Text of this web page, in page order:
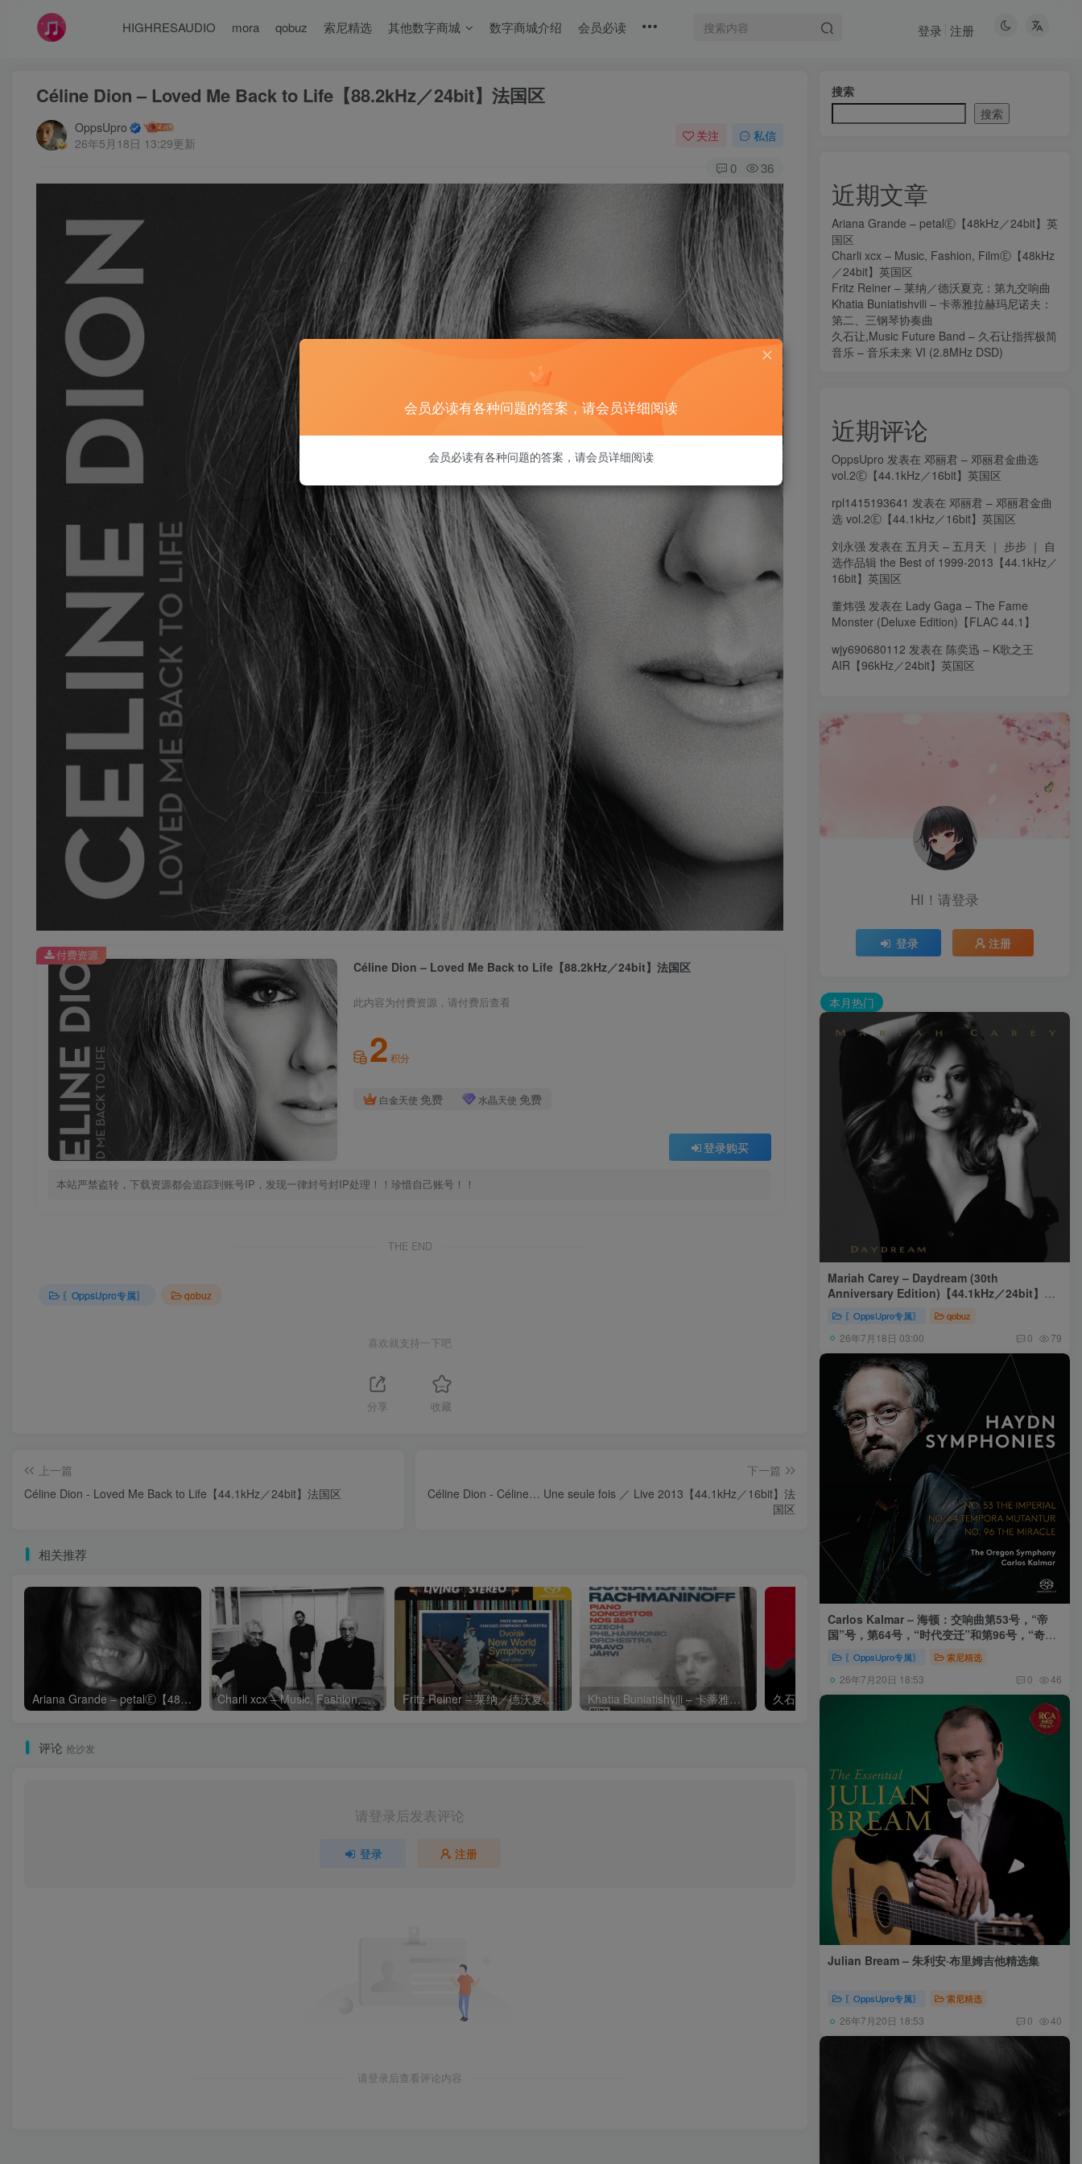
HIGHRESAUDIO mora qobuz 索尼精选 其他数字商城 数字商城介绍 会员必读 登录 注册
Céline Dion – Loved Me Back to Life【88.2kHz／24bit】法国区
OppsUpro
26年5月18日 13:29更新
关注 私信
0 36
Céline Dion – Loved Me Back to Life【88.2kHz／24bit】法国区
此内容为付费资源，请付费后查看
2 积分
白金天使 免费 水晶天使 免费
登录购买
本站严禁盗转，下载资源都会追踪到账号IP，发现一律封号封IP处理！！珍惜自己账号！！
付费资源
THE END
〖OppsUpro专属〗 qobuz
喜欢就支持一下吧
分享 收藏
上一篇
Céline Dion - Loved Me Back to Life【44.1kHz／24bit】法国区
下一篇
Céline Dion - Céline… Une seule fois ／ Live 2013【44.1kHz／16bit】法
国区
相关推荐
Ariana Grande – petalⒺ【48kHz／24bit】英国区 Charli xcx – Music, Fashion, FilmⒺ【48kHz／24bit】英国区 Fritz Reiner – 莱纳／德沃夏克：第九交响曲 Khatia Buniatishvili – 卡蒂雅拉赫玛尼诺夫：第二、三钢琴协奏曲 久石让,Music Future Band – 久石让指挥极简音乐 – 音乐未来 VI (2.8MHz DSD)
评论 抢沙发
请登录后发表评论
登录 注册
请登录后查看评论内容
搜索
搜索
近期文章
Ariana Grande – petalⒺ【48kHz／24bit】英
国区
Charli xcx – Music, Fashion, FilmⒺ【48kHz
／24bit】英国区
Fritz Reiner – 莱纳／德沃夏克：第九交响曲
Khatia Buniatishvili – 卡蒂雅拉赫玛尼诺夫：
第二、三钢琴协奏曲
久石让,Music Future Band – 久石让指挥极简
音乐 – 音乐未来 VI (2.8MHz DSD)
近期评论
OppsUpro 发表在 邓丽君 – 邓丽君金曲选
vol.2Ⓔ【44.1kHz／16bit】英国区
rpl1415193641 发表在 邓丽君 – 邓丽君金曲
选 vol.2Ⓔ【44.1kHz／16bit】英国区
刘永强 发表在 五月天 – 五月天 ｜ 步步 ｜ 自
选作品辑 the Best of 1999-2013【44.1kHz／
16bit】英国区
董炜强 发表在 Lady Gaga – The Fame
Monster (Deluxe Edition)【FLAC 44.1】
wjy690680112 发表在 陈奕迅 – K歌之王
AIR【96kHz／24bit】英国区
HI！请登录
登录 注册
本月热门
Mariah Carey – Daydream (30th
Anniversary Edition)【44.1kHz／24bit】美
〖OppsUpro专属〗 qobuz
26年7月18日 03:00 0 79
Carlos Kalmar – 海顿：交响曲第53号，“帝
国”号，第64号，“时代变迁”和第96号，“奇迹”
号 (俄勒冈交响乐团，卡尔玛)
〖OppsUpro专属〗 索尼精选
26年7月20日 18:53 0 46
Julian Bream – 朱利安·布里姆吉他精选集
〖OppsUpro专属〗 索尼精选
26年7月20日 18:53 0 40
会员必读有各种问题的答案，请会员详细阅读
会员必读有各种问题的答案，请会员详细阅读